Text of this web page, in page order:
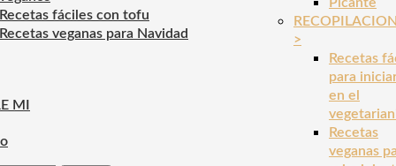
Recetas fáciles con tofu
Recetas veganas para Navidad
MI
>
Recetas
para
en el
Recetas
veganas